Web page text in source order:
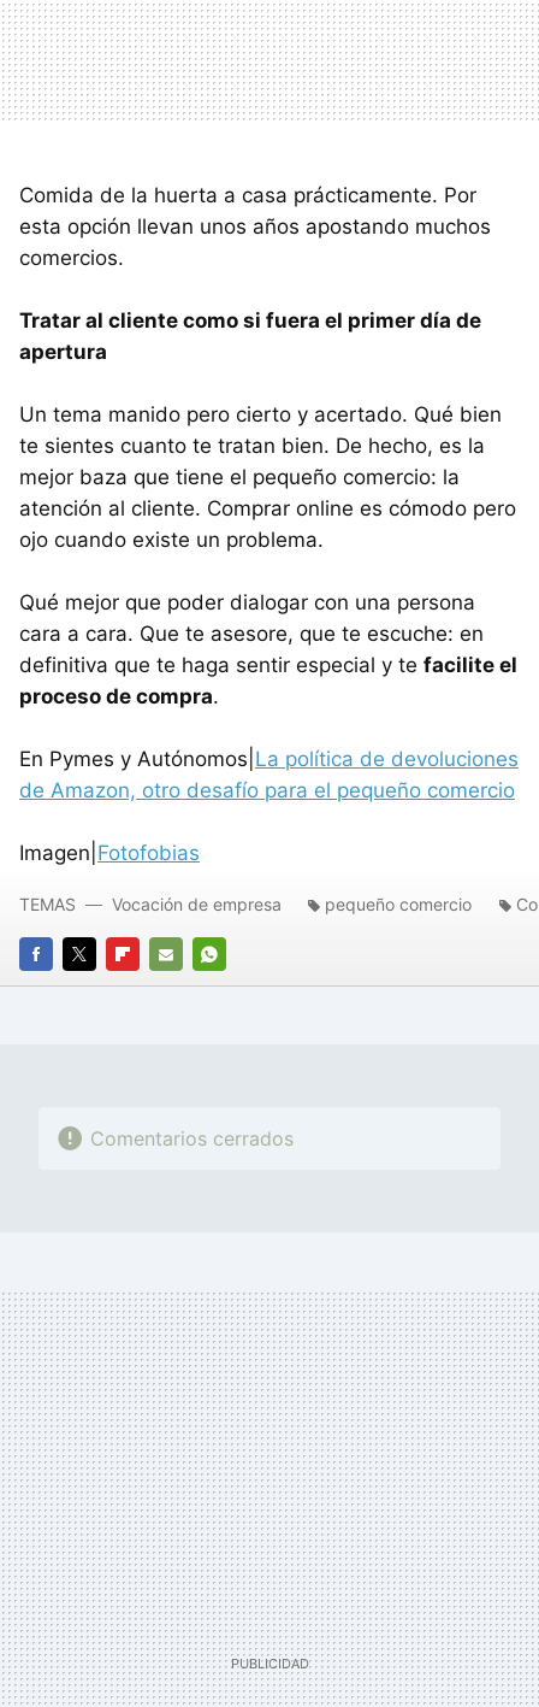
Comida de la huerta a casa prácticamente. Por
esta opción llevan unos años apostando muchos
comercios.
Tratar al cliente como si fuera el primer día de
apertura
Un tema manido pero cierto y acertado. Qué bien
te sientes cuanto te tratan bien. De hecho, es la
mejor baza que tiene el pequeño comercio: la
atención al cliente. Comprar online es cómodo pero
ojo cuando existe un problema.
Qué mejor que poder dialogar con una persona
cara a cara. Que te asesore, que te escuche: en
definitiva que te haga sentir especial y te facilite el
proceso de compra.
En Pymes y Autónomos| La política de devoluciones
de Amazon, otro desafío para el pequeño comercio
Imagen| Fotofobias
FACEBOOK
TWITTERFLIPBOARD
E-
WHATSAPP
TEMAS Vocación de empresa pequeño comercio
Comentarios cerrados